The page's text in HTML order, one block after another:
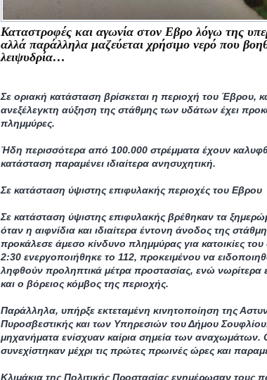
Καταστροφές και αγωνία στον Εβρο λόγω της
αλλά παράλληλα μαζεύεται χρήσιμο νερό που
λειψυδρία…
Σε οριακή κατάσταση βρίσκεται η περιοχή του Έβρου,
ανεξέλεγκτη αύξηση της στάθμης των υδάτων έχει
πλημμύρες.
Ήδη περισσότερα από 100.000 στρέμματα έχουν
κατάσταση παραμένει ιδιαίτερα ανησυχητική.
Σε κατάσταση ύψιστης επιφυλακής περιοχές του Εβρου
Σε κατάσταση ύψιστης επιφυλακής βρέθηκαν τα
όταν η αιφνίδια και ιδιαίτερα έντονη άνοδος της
προκάλεσε άμεσο κίνδυνο πλημμύρας για κατοικίες του
2:30 ενεργοποιήθηκε το 112, προκειμένου να
ληφθούν προληπτικά μέτρα προστασίας, ενώ νωρίτερα
και ο βόρειος κόμβος της περιοχής.
Παράλληλα, υπήρξε εκτεταμένη κινητοποίηση της
Πυροσβεστικής και των Υπηρεσιών του Δήμου
μηχανήματα ενίσχυαν καίρια σημεία των αναχωμάτων.
συνεχίστηκαν μέχρι τις πρώτες πρωινές ώρες και
Κλιμάκια της Πολιτικής Προστασίας ενημέρωσαν τους